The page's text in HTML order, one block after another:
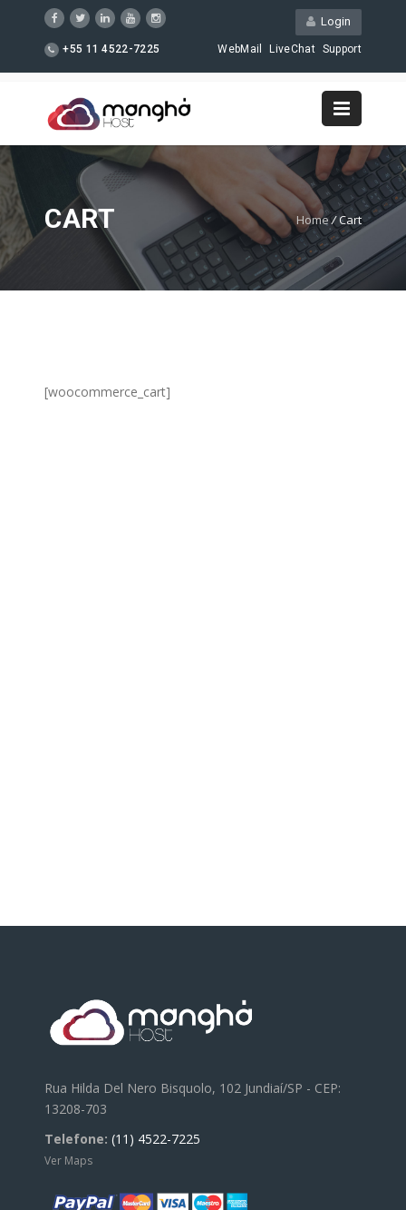
Login
+55 11 4522-7225 WebMail LiveChat Support
CART Home/Cart
[woocommerce_cart]
Rua Hilda Del Nero Bisquolo, 102 Jundiaí/SP - CEP:
13208-703
Telefone: (11) 4522-7225
Ver Maps